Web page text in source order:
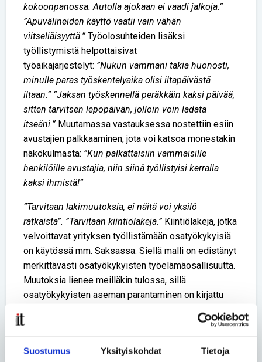
Suostumus Yksityiskohdat Tietoja
kokoonpanossa. Autolla ajokaan ei vaadi jalkoja.”
”Apuvälineiden käyttö vaatii vain vähän
viitseliäisyyttä.”Työolosuhteiden lisäksi
työllistymistä helpottaisivat
työaikajärjestelyt: ”Nukun vammani takia huonosti,
minulle paras työskentelyaika olisi iltapäivästä
iltaan.” ”Jaksan työskennellä peräkkäin kaksi päivää,
sitten tarvitsen lepopäivän, jolloin voin ladata
itseäni.”Muutamassa vastauksessa nostettiin esiin
avustajien palkkaaminen, jota voi katsoa monestakin
näkökulmasta: ”Kun palkattaisiin vammaisille
henkilöille avustajia, niin siinä työllistyisi kerralla
kaksi ihmistä!”
”Tarvitaan lakimuutoksia, ei näitä voi yksilö
ratkaista”. ”Tarvitaan kiintiölakeja.”Kiintiölakeja, jotka
velvoittavat yrityksen työllistämään osatyökykyisiä
on käytössä mm. Saksassa. Siellä malli on edistänyt
merkittävästi osatyökykyisten työelämäosallisuutta.
Muutoksia lienee meilläkin tulossa, sillä
osatyökykyisten aseman parantaminen on kirjattu
sinulla ajatuksia ja ideoita siitä, miten